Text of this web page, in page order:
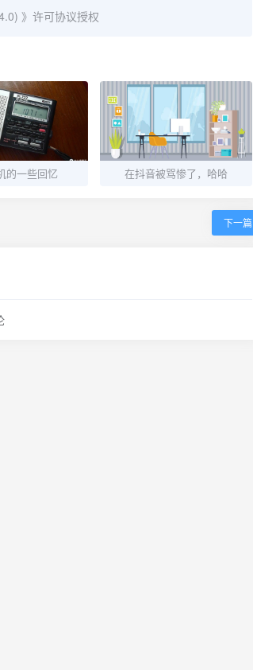
》许可协议授权
的一些回忆 在抖音被骂惨了，哈哈
下一篇